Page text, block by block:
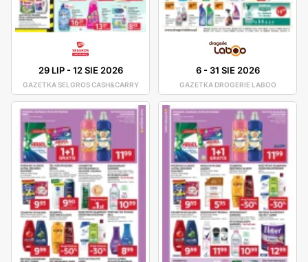
29 LIP-12 SIE 2026
GAZETKA SELGROS CASH&CARRY
6- 31 SIE 2026
GAZETKA DROGERIE LABOO